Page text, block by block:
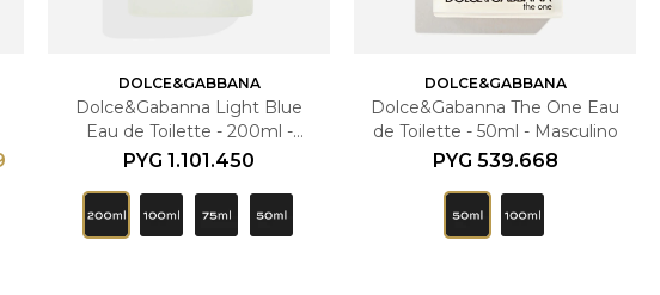
DOLCE&GABBANA
Dolce&Gabanna Light Blue
Eau de Toilette - 200ml -
Masculino
PYG 1.101.450
DOLCE&GABBANA
Dolce&Gabanna The One Eau
de Toilette - 50ml - Masculino
PYG 539.668